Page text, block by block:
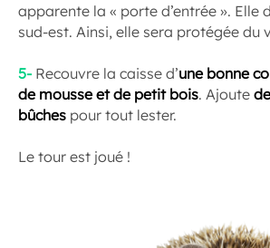
apparente la « porte d’entrée ». Elle
sud-est. Ainsi, elle sera protégée du
5- Recouvre la caisse d’une bonne
de mousse et de petit bois. Ajoute
bûches pour tout lester.
Le tour est joué !